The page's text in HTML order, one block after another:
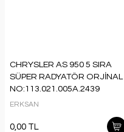
CHRYSLER AS 950 5 SIRA
SÜPER RADYATÖR ORJİNAL
NO:113.021.005A.2439
ERKSAN
0,00 TL